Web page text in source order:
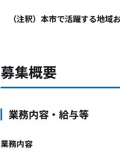
（注釈）本市で活躍する地域
募集概要
業務内容・給与等
業務内容